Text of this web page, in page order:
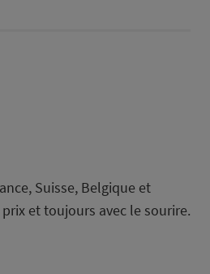
Suisse, Belgique et
et toujours avec le sourire.